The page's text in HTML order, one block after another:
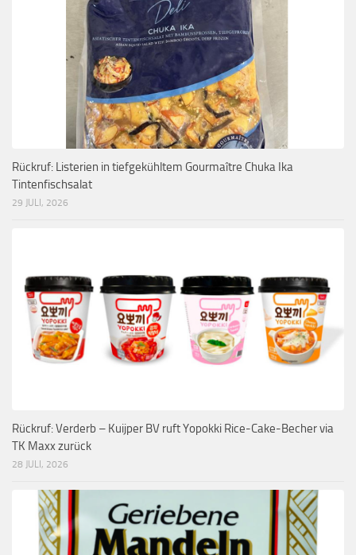
Rückruf: Listerien in tiefgekühltem Gourmaître Chuka Ika
Tintenfischsalat
29 JULI, 2026
Rückruf: Verderb – Kuijper BV ruft Yopokki Rice-Cake-Becher via
TK Maxx zurück
28 JULI, 2026